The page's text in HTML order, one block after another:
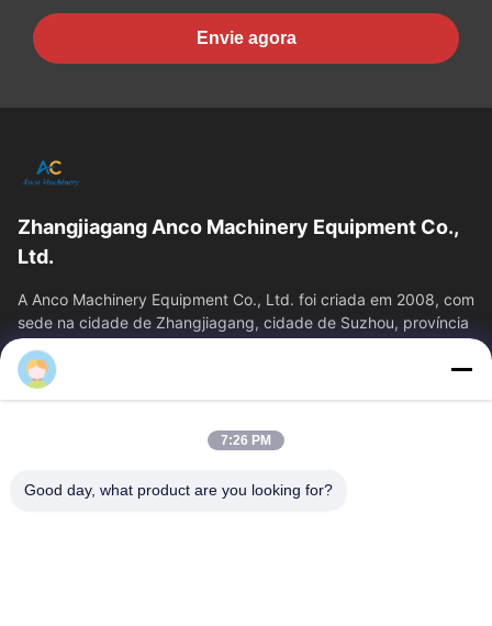
Envie agora
Zhangjiagang Anco Machinery Equipment Co.,
Ltd.
A Anco Machinery Equipment Co., Ltd. foi criada em 2008, com
sede na cidade de Zhangjiagang, cidade de Suzhou, província
de Jiangsu.
Links Rápidos
Quem Somos
Fábrica
Controle De Qualidade
7:26 PM
Good day, what product are you looking for?